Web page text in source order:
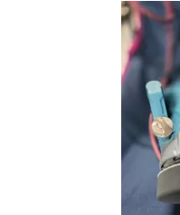
地処理を行いましたが
至らず…😵⤵️。まだまだ
ということで、次週は
ャー施工を行うことに
かなかったボンネット